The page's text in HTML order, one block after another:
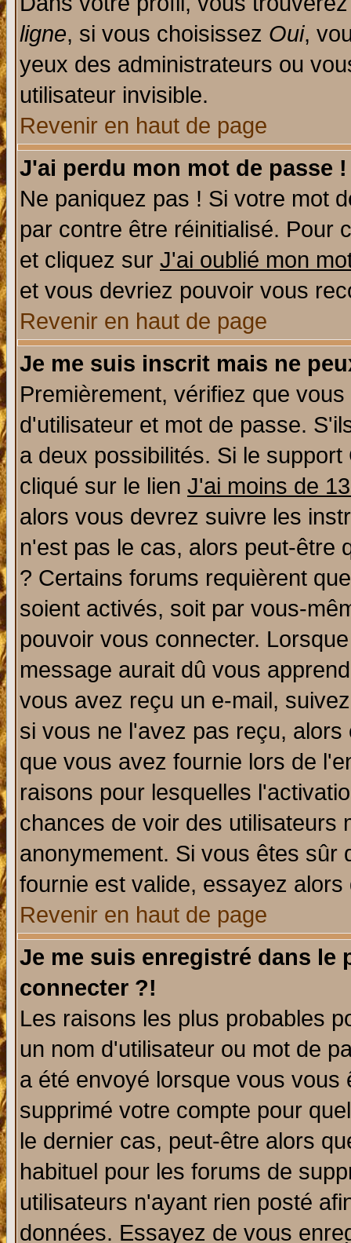
ligne, si vous choisissez Oui,
yeux des administrateurs ou
utilisateur invisible.
Revenir en haut de page
J'ai perdu mon mot de passe !
Ne paniquez pas ! Si votre mot
par contre être réinitialisé. Pour
et cliquez sur J'ai oublié mon
et vous devriez pouvoir vous
Revenir en haut de page
Je me suis inscrit mais ne
Premièrement, vérifiez que
d'utilisateur et mot de passe.
a deux possibilités. Si le
cliqué sur le lien J'ai moins de
alors vous devrez suivre les
n'est pas le cas, alors peut-être
? Certains forums requièrent
soient activés, soit par vous-
pouvoir vous connecter.
message aurait dû vous
vous avez reçu un e-mail,
si vous ne l'avez pas reçu,
que vous avez fournie lors de
raisons pour lesquelles
chances de voir des utilisateurs
anonymement. Si vous êtes sûr
fournie est valide, essayez
Revenir en haut de page
Je me suis enregistré dans le
connecter ?!
Les raisons les plus probables
un nom d'utilisateur ou mot de
a été envoyé lorsque vous
supprimé votre compte pour
le dernier cas, peut-être alors
habituel pour les forums de
utilisateurs n'ayant rien posté
données. Essayez de vous